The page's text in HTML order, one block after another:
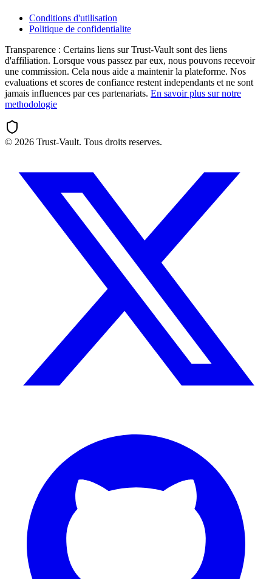
Conditions d'utilisation
Politique de confidentialite
Transparence : Certains liens sur Trust-Vault sont des liens
d'affiliation. Lorsque vous passez par eux, nous pouvons recevoir
une commission. Cela nous aide a maintenir la plateforme. Nos
evaluations et scores de confiance restent independants et ne sont
jamais influences par ces partenariats. En savoir plus sur notre
methodologie
© 2026 Trust-Vault. Tous droits reserves.